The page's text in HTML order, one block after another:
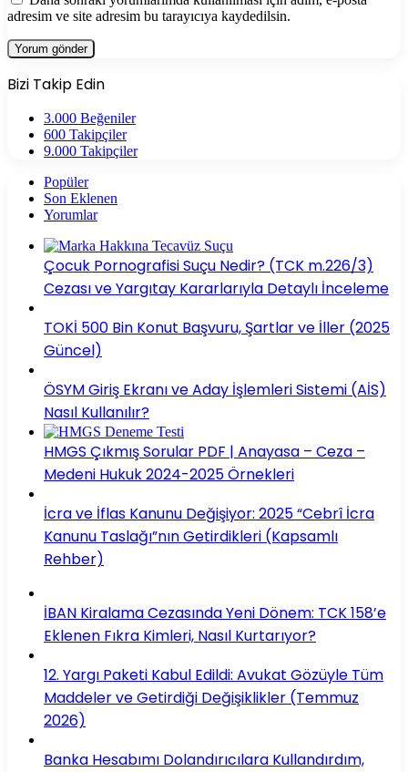
adresim ve site adresim bu tarayıcıya kaydedilsin.
Bizi Takip Edin
3.000 Beğeniler
600 Takipçiler
9.000 Takipçiler
Popüler
Son Eklenen
Yorumlar
Çocuk Pornografisi Suçu Nedir? (TCK m.226/3)
Cezası ve Yargıtay Kararlarıyla Detaylı İnceleme
TOKİ 500 Bin Konut Başvuru, Şartlar ve İller (2025
Güncel)
ÖSYM Giriş Ekranı ve Aday İşlemleri Sistemi (AİS)
Nasıl Kullanılır?
HMGS Çıkmış Sorular PDF | Anayasa – Ceza –
Medeni Hukuk 2024-2025 Örnekleri
İcra ve İflas Kanunu Değişiyor: 2025 “Cebrî İcra
Kanunu Taslağı”nın Getirdikleri (Kapsamlı
Rehber)
İBAN Kiralama Cezasında Yeni Dönem: TCK 158’e
Eklenen Fıkra Kimleri, Nasıl Kurtarıyor?
12. Yargı Paketi Kabul Edildi: Avukat Gözüyle Tüm
Maddeler ve Getirdiği Değişiklikler (Temmuz
2026)
Banka Hesabımı Dolandırıcılara Kullandırdım,